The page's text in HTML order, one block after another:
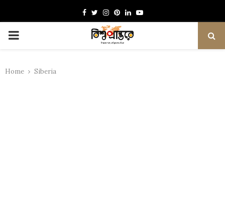
Facebook
TwitterInstagram
Pinterest
LinkedinYoutube
PRIMARY
Home Siberia